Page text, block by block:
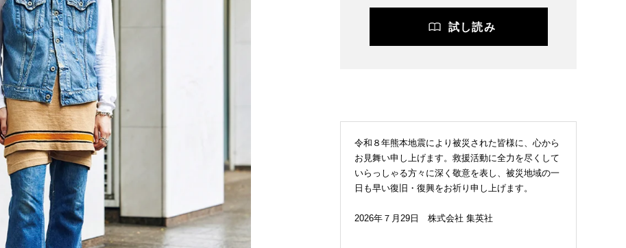
試し読み
令和８年熊本地震により被災された皆様に、心から
お見舞い申し上げます。救援活動に全力を尽くして
いらっしゃる方々に深く敬意を表し、被災地域の一
日も早い復旧・復興をお祈り申し上げます。
2026年７月29日 株式会社 集英社